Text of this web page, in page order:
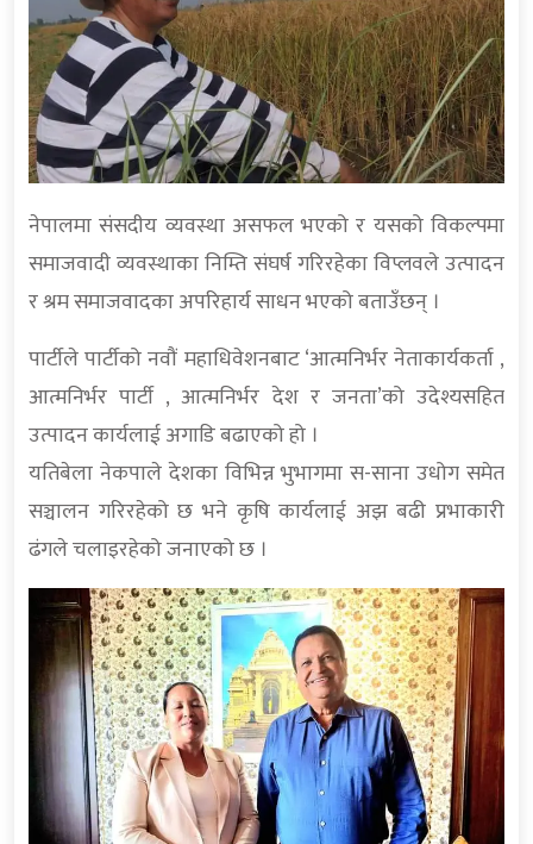
नेपालमा संसदीय व्यवस्था असफल भएको र यसको विकल्पमा
समाजवादी व्यवस्थाका निम्ति संघर्ष गरिरहेका विप्लवले उत्पादन
र श्रम समाजवादका अपरिहार्य साधन भएको बताउँछन् ।
पार्टीले पार्टीको नवौं महाधिवेशनबाट ‘आत्मनिर्भर नेताकार्यकर्ता ,
आत्मनिर्भर पार्टी , आत्मनिर्भर देश र जनता’को उदेश्यसहित
उत्पादन कार्यलाई अगाडि बढाएको हो ।
यतिबेला नेकपाले देशका विभिन्न भुभागमा स-साना उधोग समेत
सञ्चालन गरिरहेको छ भने कृषि कार्यलाई अझ बढी प्रभाकारी
ढंगले चलाइरहेको जनाएको छ ।